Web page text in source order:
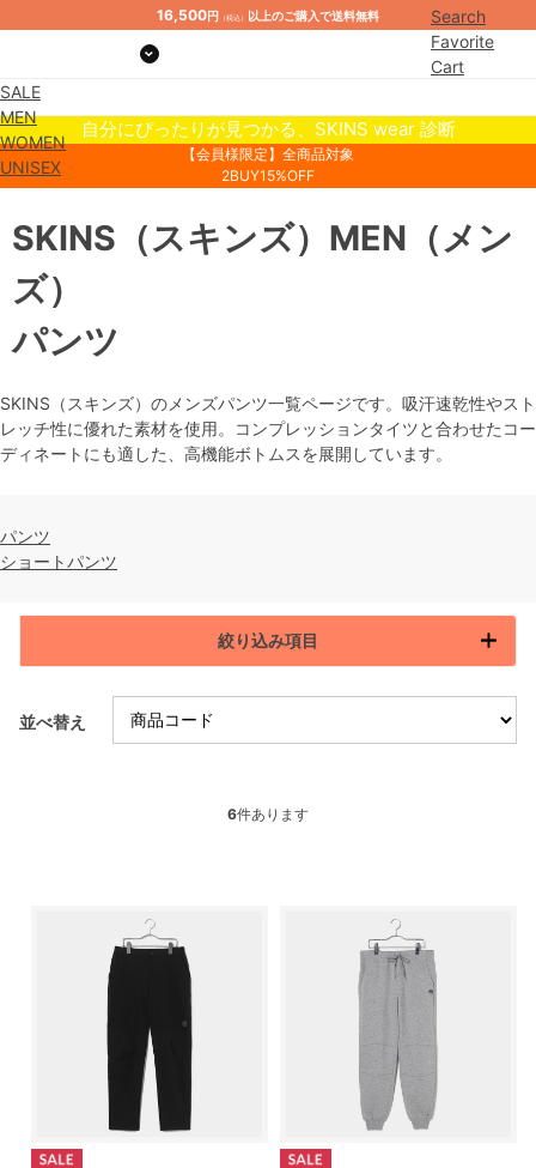
16,500円 （税込） 以上のご購入で送料無料
Search
Favorite
Cart
SALE
MEN
WOMEN
UNISEX
自分にぴったりが見つかる、SKINS wear 診断
【会員様限定】全商品対象
2BUY15%OFF
パンツ
SKINS （スキンズ） MEN （メン
ズ）
SKINS（スキンズ）のメンズパンツ一覧ページです。吸汗速乾性やスト
レッチ性に優れた素材を使用。コンプレッションタイツと合わせたコー
ディネートにも適した、高機能ボトムスを展開しています。
パンツ
ショートパンツ
絞り込み項目
並べ替え
6件あります